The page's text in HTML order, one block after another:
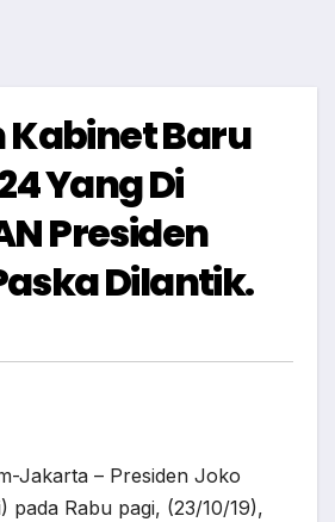
Kabinet Baru
Yang Di
Presiden
Dilantik.
Jakarta – Presiden Joko
pada Rabu pagi, (23/10/19),